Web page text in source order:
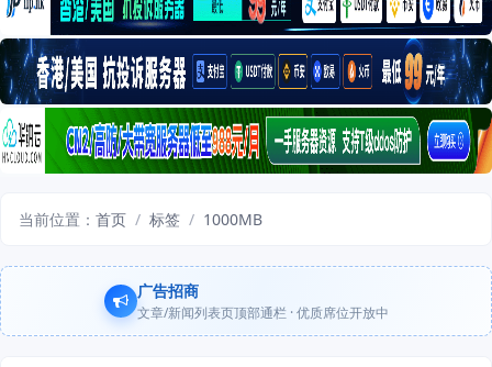
当前位置： 首页 / 标签 / 1000MB
广告招商
文章/新闻列表页顶部通栏 · 优质席位开放中